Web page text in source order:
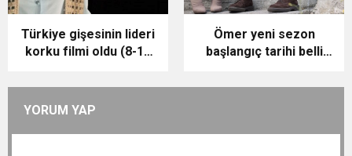
Türkiye gişesinin lideri
korku filmi oldu (8-10
rakamları)
Ömer yeni sezon
başlangıç tarihi belli
YORUM YAP